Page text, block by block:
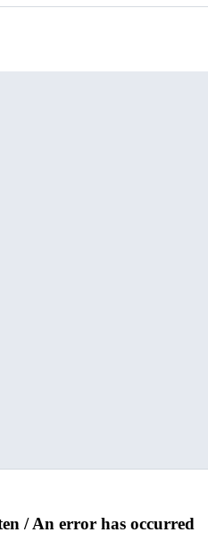
/ An error has occurred